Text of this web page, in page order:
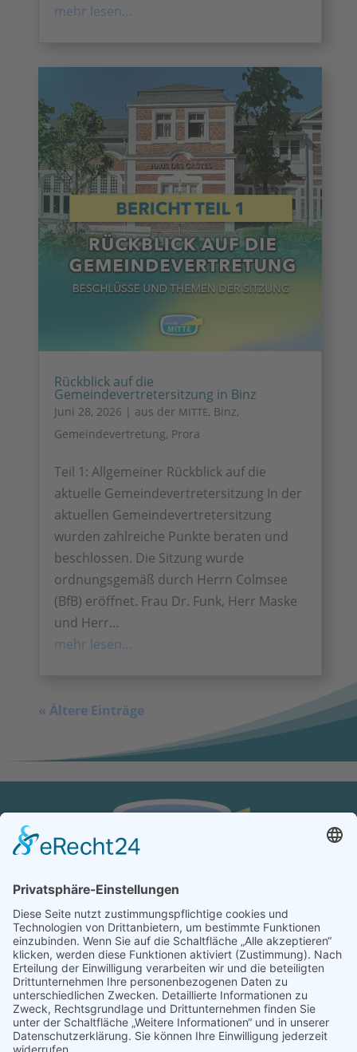
mehr lesen…
Rückblick auf die
Gemeindevertretersitzung in Binz
Juni 28, 2026 | aus der MITTE, Binz,
Gemeindevertretung, Prora
Teil 1: Allgemeiner Rückblick auf die
aktuelle Gemeindevertretersitzung In der
aktuellen Gemeindevertretersitzung
wurden zahlreiche Punkte beraten und
beschlossen. Die Sitzung wurde
ordnungsgemäß durch Herrn Colmsee
(BfB) eröffnet. Frau Dr. Funk, Herr Maske
und Herr…
mehr lesen…
« Ältere Einträge
Verein von aus der MITTE e.V.
Schreiben Sie uns:
redaktion@ausdermitte-binz.de
Folgen Sie uns: